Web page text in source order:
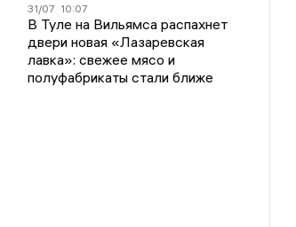
31/07 10:07
В Туле на Вильямса распахнет
двери новая «Лазаревская
лавка»: свежее мясо и
полуфабрикаты стали ближе